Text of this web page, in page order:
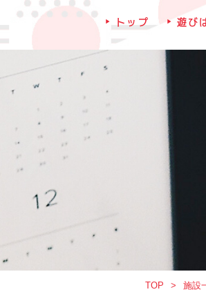
トップ 遊び
TOP 施設